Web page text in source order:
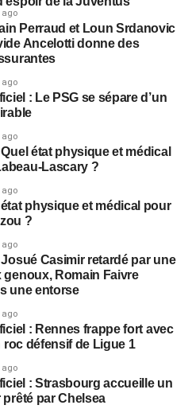
ago
Perraud et Loun Srdanovic
Ancelotti donne des
ago
: Le PSG se sépare d’un
ago
état physique et médical
Lascary ?
ago
état physique et médical pour
?
ago
Casimir retardé par une
genoux, Romain Faivre
une entorse
ago
: Rennes frappe fort avec
roc défensif de Ligue 1
ago
: Strasbourg accueille un
par Chelsea